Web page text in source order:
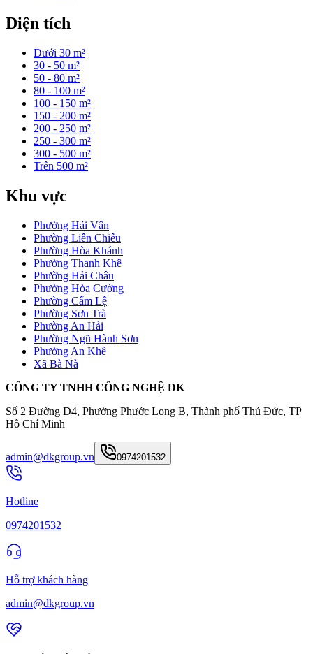
Diện tích
Dưới 30 m²
30 - 50 m²
50 - 80 m²
80 - 100 m²
100 - 150 m²
150 - 200 m²
200 - 250 m²
250 - 300 m²
300 - 500 m²
Trên 500 m²
Khu vực
Phường Hải Vân
Phường Liên Chiểu
Phường Hòa Khánh
Phường Thanh Khê
Phường Hải Châu
Phường Hòa Cường
Phường Cẩm Lệ
Phường Sơn Trà
Phường An Hải
Phường Ngũ Hành Sơn
Phường An Khê
Xã Bà Nà
CÔNG TY TNHH CÔNG NGHỆ DK
Số 2 Đường D4, Phường Phước Long B, Thành phố Thủ Đức, TP
Hồ Chí Minh
admin@dkgroup.vn 0974201532
Hotline
0974201532
Hỗ trợ khách hàng
admin@dkgroup.vn